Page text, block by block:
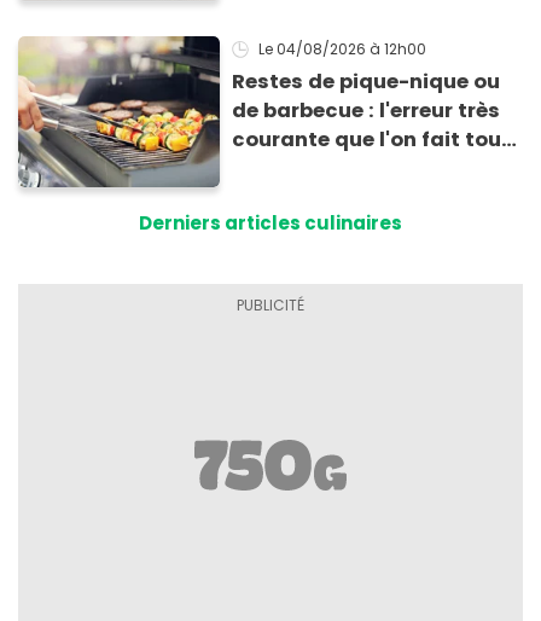
Le 04/08/2026 à 12h00
Restes de pique-nique ou
de barbecue : l'erreur très
courante que l'on fait tous
Derniers articles culinaires